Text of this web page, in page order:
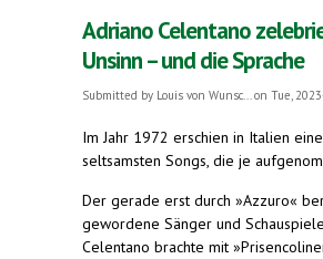
Adriano Celentano
Unsinn – und die Sprache
Submitted by Louis von Wunsc...on Tue,
Im Jahr 1972 erschien in Italien
seltsamsten Songs, die je
Der gerade erst durch »Azzuro«
gewordene Sänger und
Celentano brachte mit